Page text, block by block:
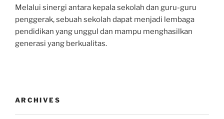
Melalui sinergi antara kepala sekolah dan guru-guru
penggerak, sebuah sekolah dapat menjadi lembaga
pendidikan yang unggul dan mampu menghasilkan
generasi yang berkualitas.
ARCHIVES